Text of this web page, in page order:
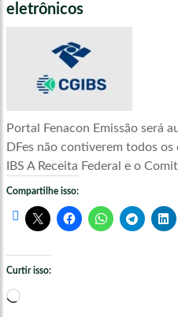
eletrônicos
Portal Fenacon Emissão será
DFes não contiverem todos os
IBS A Receita Federal e o
Compartilhe isso:
Curtir isso:
Carregando...